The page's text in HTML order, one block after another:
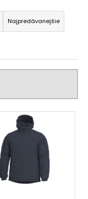
Najpredávanejšie